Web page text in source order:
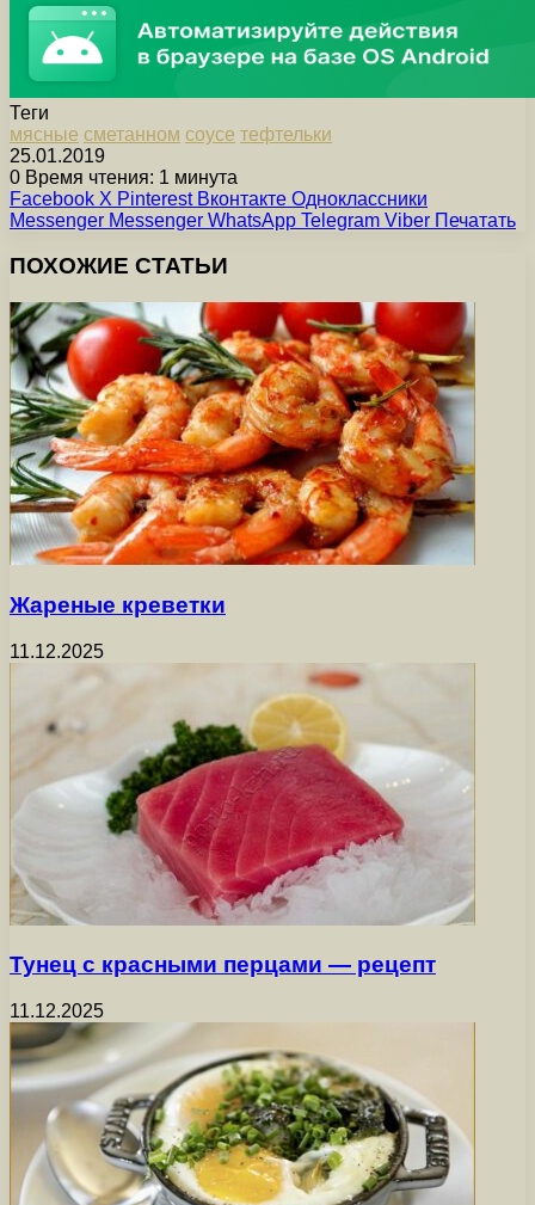
Теги
мясные сметанном соусе тефтельки
25.01.2019
0 Время чтения: 1 минута
Facebook X Pinterest Вконтакте Одноклассники
Messenger Messenger WhatsApp Telegram Viber Печатать
ПОХОЖИЕ СТАТЬИ
Жареные креветки
11.12.2025
Тунец с красными перцами — рецепт
11.12.2025